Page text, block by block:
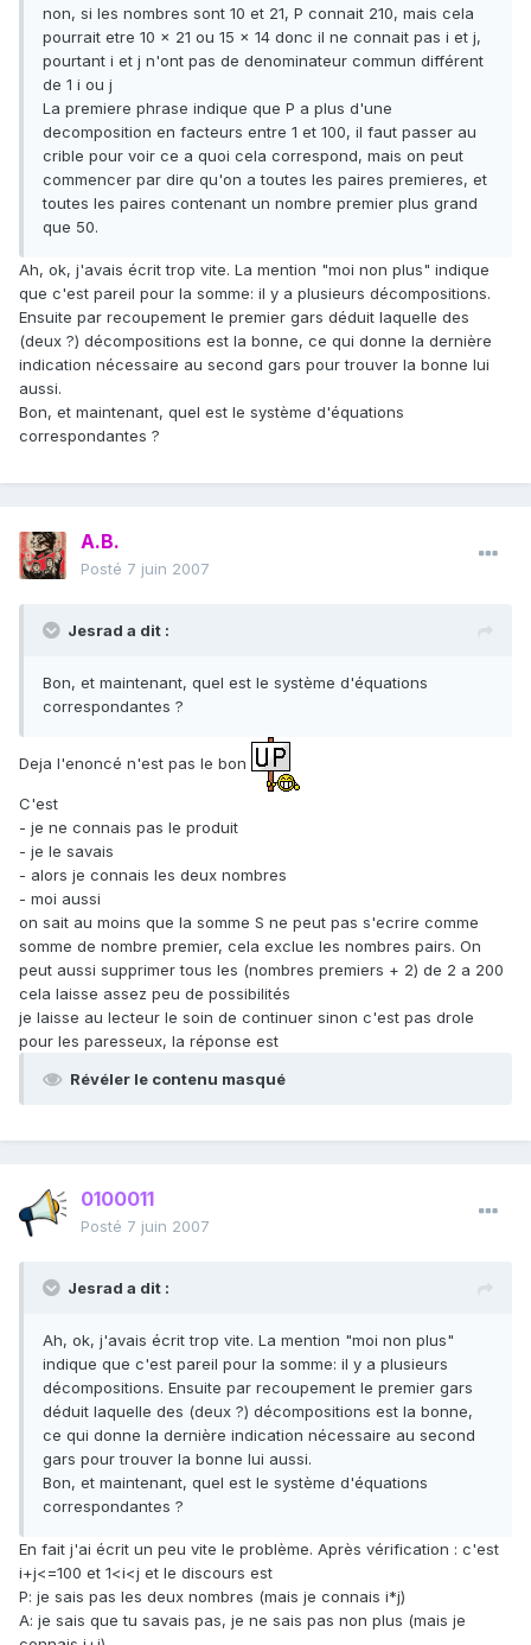
non, si les nombres sont 10 et 21, P connait 210, mais cela
pourrait etre 10 x 21 ou 15 x 14 donc il ne connait pas i et j,
pourtant i et j n'ont pas de denominateur commun différent
de 1 i ou j
La premiere phrase indique que P a plus d'une
decomposition en facteurs entre 1 et 100, il faut passer au
crible pour voir ce a quoi cela correspond, mais on peut
commencer par dire qu'on a toutes les paires premieres, et
toutes les paires contenant un nombre premier plus grand
que 50.
Ah, ok, j'avais écrit trop vite. La mention "moi non plus" indique
que c'est pareil pour la somme: il y a plusieurs décompositions.
Ensuite par recoupement le premier gars déduit laquelle des
(deux ?) décompositions est la bonne, ce qui donne la dernière
indication nécessaire au second gars pour trouver la bonne lui
aussi.
Bon, et maintenant, quel est le système d'équations
correspondantes ?
A.B.
Posté 7 juin 2007
Jesrad a dit :
Bon, et maintenant, quel est le système d'équations
correspondantes ?
Deja l'enoncé n'est pas le bon
C'est
- je ne connais pas le produit
- je le savais
- alors je connais les deux nombres
- moi aussi
on sait au moins que la somme S ne peut pas s'ecrire comme
somme de nombre premier, cela exclue les nombres pairs. On
peut aussi supprimer tous les (nombres premiers + 2) de 2 a 200
cela laisse assez peu de possibilités
je laisse au lecteur le soin de continuer sinon c'est pas drole
pour les paresseux, la réponse est
Révéler le contenu masqué
0100011
Posté 7 juin 2007
Jesrad a dit :
Ah, ok, j'avais écrit trop vite. La mention "moi non plus"
indique que c'est pareil pour la somme: il y a plusieurs
décompositions. Ensuite par recoupement le premier gars
déduit laquelle des (deux ?) décompositions est la bonne,
ce qui donne la dernière indication nécessaire au second
gars pour trouver la bonne lui aussi.
Bon, et maintenant, quel est le système d'équations
correspondantes ?
En fait j'ai écrit un peu vite le problème. Après vérification : c'est
i+j<=100 et 1<i<j et le discours est
P: je sais pas les deux nombres (mais je connais i*j)
A: je sais que tu savais pas, je ne sais pas non plus (mais je